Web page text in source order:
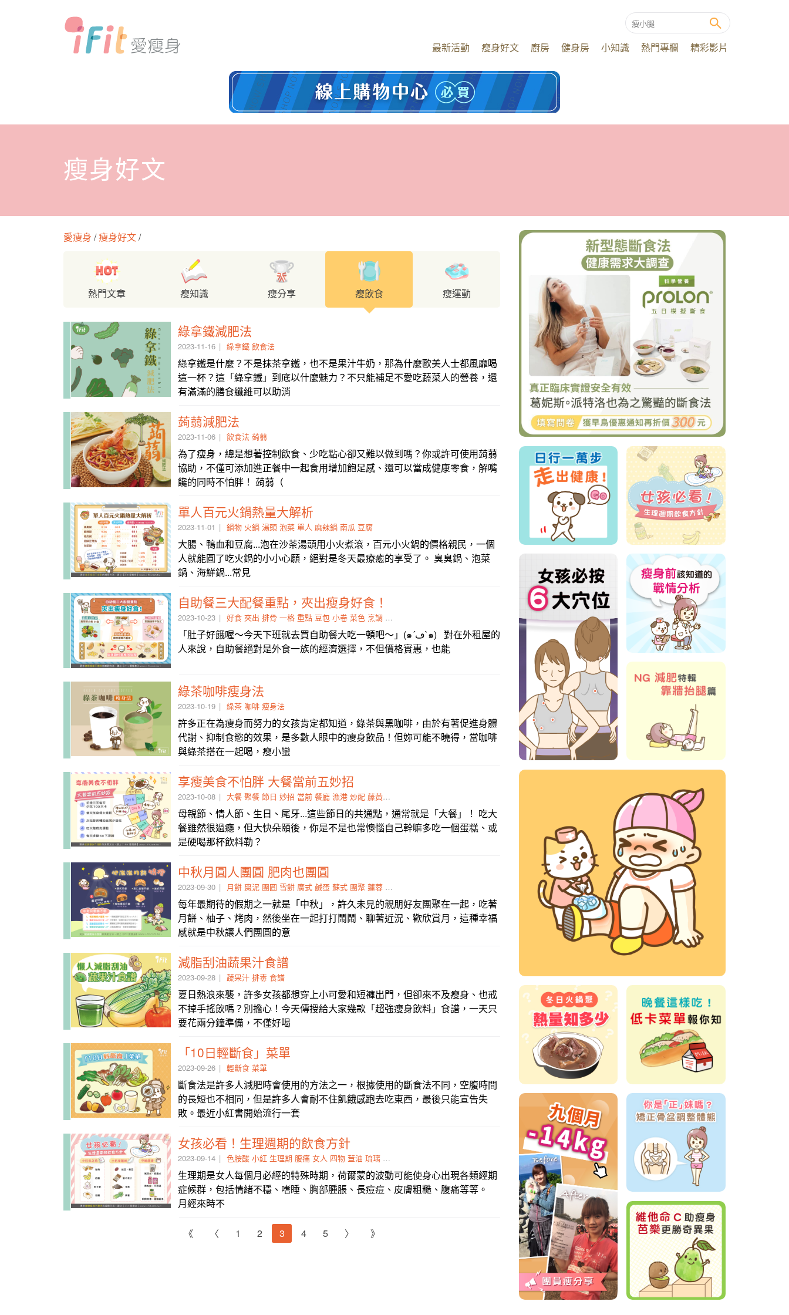
最新活動 瘦身好文 廚房 健身房 小知識 熱門專欄 精彩影片
瘦身好文
愛瘦身 /瘦身好文/
熱門文章 瘦知識 瘦分享 瘦飲食 瘦運動
綠拿鐵減肥法
2023-11-16 綠拿鐵 飲食法
綠拿鐵是什麼？不是抹茶拿鐵，也不是果汁牛奶，那為什麼歐美人士都風靡喝
這一杯？這「綠拿鐵」到底以什麼魅力？不只能補足不愛吃蔬菜人的營養，還
有滿滿的膳食纖維可以助消
蒟蒻減肥法
2023-11-06 飲食法 蒟蒻
為了瘦身，總是想著控制飲食、少吃點心卻又難以做到嗎？你或許可使用蒟蒻
協助，不僅可添加進正餐中一起食用增加飽足感、還可以當成健康零食，解嘴
饞的同時不怕胖！ 蒟蒻（
單人百元火鍋熱量大解析
2023-11-01 鍋物 火鍋 湯頭 泡菜 單人 麻辣鍋 南瓜 豆腐
大腸、鴨血和豆腐...泡在沙茶湯頭用小火煮滾，百元小火鍋的價格親民，一個
人就能圓了吃火鍋的小小心願，絕對是冬天最療癒的享受了。 臭臭鍋、泡菜
鍋、海鮮鍋...常見
自助餐三大配餐重點，夾出瘦身好食！
2023-10-23 好食 夾出 排骨 一格 重點 豆包 小卷 菜色 烹調 三大
「肚子好餓喔～今天下班就去買自助餐大吃一頓吧～」(๑´ڡ`๑) 對在外租屋的
人來說，自助餐絕對是外食一族的經濟選擇，不但價格實惠，也能
綠茶咖啡瘦身法
2023-10-19 綠茶 咖啡 瘦身法
許多正在為瘦身而努力的女孩肯定都知道，綠茶與黑咖啡，由於有著促進身體
代謝、抑制食慾的效果，是多數人眼中的瘦身飲品！但妳可能不曉得，當咖啡
與綠茶搭在一起喝，瘦小蠻
享瘦美食不怕胖 大餐當前五妙招
2023-10-08 大餐 聚餐 節日 妙招 當前 餐廳 漁港 炒配 藤黃果
母親節、情人節、生日、尾牙...這些節日的共通點，通常就是「大餐」！ 吃大
餐雖然很過癮，但大快朵頤後，你是不是也常懊惱自己幹嘛多吃一個蛋糕、或
是硬喝那杯飲料勒？
中秋月圓人團圓 肥肉也團圓
2023-09-30 月餅 棗泥 團圓 雪餅 廣式 鹹蛋 蘇式 團聚 蓮蓉 豆沙
每年最期待的假期之一就是「中秋」，許久未見的親朋好友團聚在一起，吃著
月餅、柚子、烤肉，然後坐在一起打打鬧鬧、聊著近況、歡欣賞月，這種幸福
感就是中秋讓人們團圓的意
減脂刮油蔬果汁食譜
2023-09-28 蔬果汁 排毒 食譜
夏日熱浪來襲，許多女孩都想穿上小可愛和短褲出門，但卻來不及瘦身、也戒
不掉手搖飲嗎？別擔心！今天傳授給大家幾款「超強瘦身飲料」食譜，一天只
要花兩分鐘準備，不僅好喝
「10日輕斷食」菜單
2023-09-26 輕斷食 菜單
斷食法是許多人減肥時會使用的方法之一，根據使用的斷食法不同，空腹時間
的長短也不相同，但是許多人會耐不住飢餓感跑去吃東西，最後只能宣告失
敗。最近小紅書開始流行一套
女孩必看！生理週期的飲食方針
2023-09-14 色胺酸 小紅 生理期 腹痛 女人 四物 苣油 琉璃 瑪亞
生理期是女人每個月必經的特殊時期，荷爾蒙的波動可能使身心出現各類經期
症候群，包括情緒不穩、嗜睡、胸部腫脹、長痘痘、皮膚粗糙、腹痛等等。
月經來時不
《 〈 1 2 3 4 5 〉 》